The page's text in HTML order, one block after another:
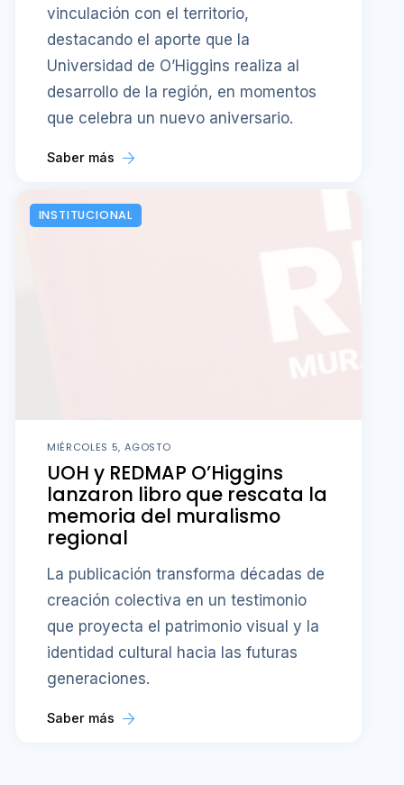
vinculación con el territorio,
destacando el aporte que la
Universidad de O’Higgins realiza al
desarrollo de la región, en momentos
que celebra un nuevo aniversario.
Saber más
INSTITUCIONAL
MIÉRCOLES 5, AGOSTO
UOH y REDMAP O’Higgins
lanzaron libro que rescata la
memoria del muralismo
regional
La publicación transforma décadas de
creación colectiva en un testimonio
que proyecta el patrimonio visual y la
identidad cultural hacia las futuras
generaciones.
Saber más